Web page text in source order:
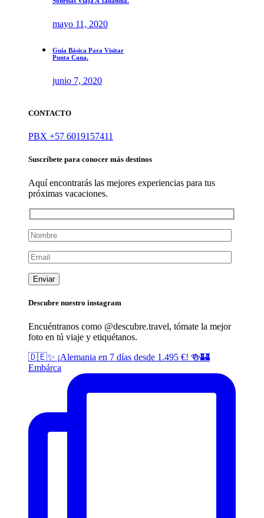
mayo 11, 2020
Guía Básica Para Visitar
Punta Cana.
junio 7, 2020
CONTACTO
PBX +57 6019157411
Suscríbete para conocer más destinos
Aquí encontrarás las mejores experiencias para tus
próximas vacaciones.
Descubre nuestro instagram
Encuéntranos como @descubre.travel, tómate la mejor
foto en tú viaje y etiquétanos.
🇩🇪✨ ¡Alemania en 7 días desde 1.495 €! 🍻🏰
Embárca